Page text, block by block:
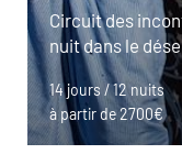
Circuit des
nuit dans le
14 jours / 12 nuits
à partir de 2700€